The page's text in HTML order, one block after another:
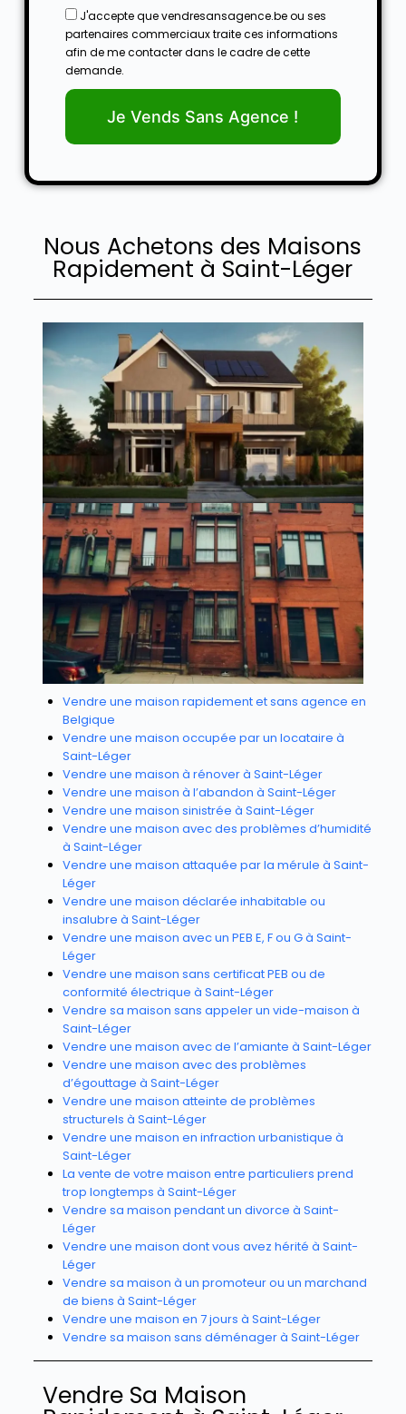
J'accepte que vendresansagence.be ou ses
partenaires commerciaux traite ces informations
afin de me contacter dans le cadre de cette
demande.
Je Vends Sans Agence !
Nous Achetons des Maisons
Rapidement à Saint-Léger
Vendre une maison rapidement et sans agence en
Belgique
Vendre une maison occupée par un locataire à
Saint-Léger
Vendre une maison à rénover à Saint-Léger
Vendre une maison à l’abandon à Saint-Léger
Vendre une maison sinistrée à Saint-Léger
Vendre une maison avec des problèmes d’humidité
à Saint-Léger
Vendre une maison attaquée par la mérule à Saint-
Léger
Vendre une maison déclarée inhabitable ou
insalubre à Saint-Léger
Vendre une maison avec un PEB E, F ou G à Saint-
Léger
Vendre une maison sans certificat PEB ou de
conformité électrique à Saint-Léger
Vendre sa maison sans appeler un vide-maison à
Saint-Léger
Vendre une maison avec de l’amiante à Saint-Léger
Vendre une maison avec des problèmes
d’égouttage à Saint-Léger
Vendre une maison atteinte de problèmes
structurels à Saint-Léger
Vendre une maison en infraction urbanistique à
Saint-Léger
La vente de votre maison entre particuliers prend
trop longtemps à Saint-Léger
Vendre sa maison pendant un divorce à Saint-
Léger
Vendre une maison dont vous avez hérité à Saint-
Léger
Vendre sa maison à un promoteur ou un marchand
de biens à Saint-Léger
Vendre une maison en 7 jours à Saint-Léger
Vendre sa maison sans déménager à Saint-Léger
Vendre Sa Maison